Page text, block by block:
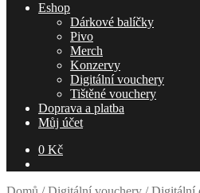
Eshop
Dárkové balíčky
Pivo
Merch
Konzervy
Digitální vouchery
Tištěné vouchery
Doprava a platba
Můj účet
0 Kč